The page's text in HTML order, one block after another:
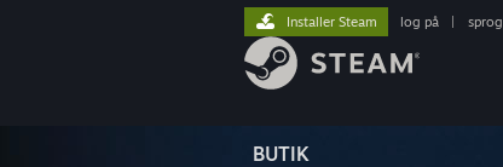
BUTIK
Installer Steam log på sprog